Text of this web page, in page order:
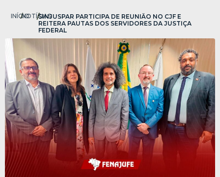
INÍCIO
/NOTÍCIAS
/SINJUSPAR PARTICIPA DE REUNIÃO NO CJF E
REITERA PAUTAS DOS SERVIDORES DA JUSTIÇA
FEDERAL